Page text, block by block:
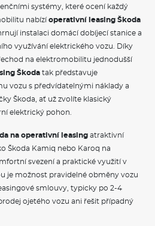
systémy, které ocení každý
nabízíoperativní leasing Škoda
instalaci domácí dobíjecí stanice a
využívání elektrického vozu. Díky
na elektromobilitu jednodušší
Škoda tak představuje
vozu s předvídatelnými náklady a
Škoda, ať už zvolíte klasický
elektrický pohon.
na operativní leasing atraktivní
Škoda Kamiq nebo Karoq na
svezení a praktické využití v
je možnost pravidelné obměny vozu
smlouvy, typicky po 2-4
ojetého vozu ani řešit případný